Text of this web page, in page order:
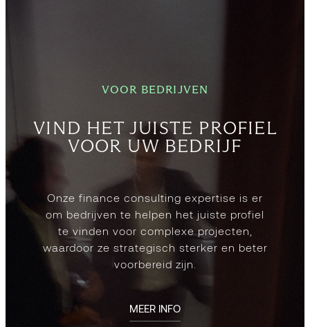
VOOR BEDRIJVEN
VIND HET JUISTE PROFIEL
VOOR UW BEDRIJF
Onze finance consulting expertise is er
om bedrijven te helpen het juiste profiel
te vinden voor complexe projecten,
waardoor ze strategisch sterker en beter
voorbereid zijn.
MEER INFO